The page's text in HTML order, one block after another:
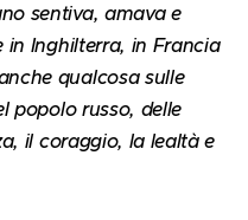
sentiva, amava e
in Inghilterra, in Francia
qualcosa sulle
popolo russo, delle
il coraggio, la lealtà e